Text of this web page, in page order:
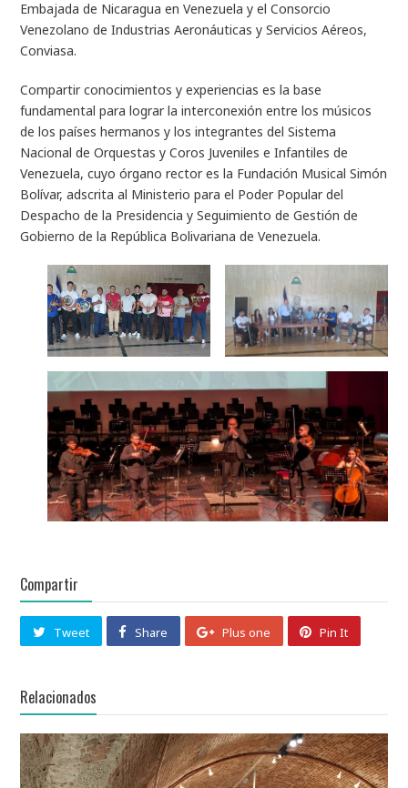
Embajada de Nicaragua en Venezuela y el Consorcio
Venezolano de Industrias Aeronáuticas y Servicios Aéreos,
Conviasa.
Compartir conocimientos y experiencias es la base
fundamental para lograr la interconexión entre los músicos
de los países hermanos y los integrantes del Sistema
Nacional de Orquestas y Coros Juveniles e Infantiles de
Venezuela, cuyo órgano rector es la Fundación Musical Simón
Bolívar, adscrita al Ministerio para el Poder Popular del
Despacho de la Presidencia y Seguimiento de Gestión de
Gobierno de la República Bolivariana de Venezuela.
Compartir
Tweet Share Plus one Pin It
Relacionados